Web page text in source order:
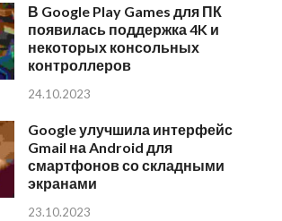
В Google Play Games для ПК
появилась поддержка 4K и
некоторых консольных
контроллеров
24.10.2023
Google улучшила интерфейс
Gmail на Android для
смартфонов со складными
экранами
23.10.2023